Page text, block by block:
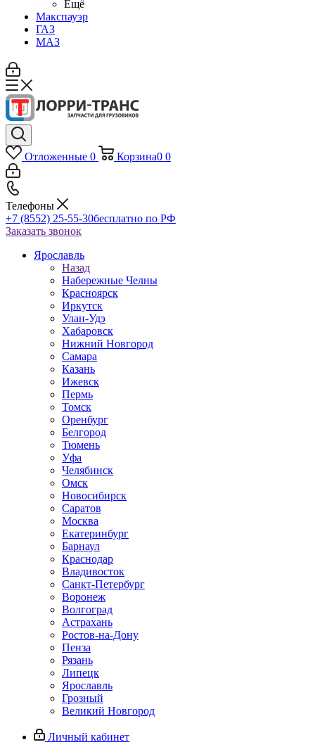
Ещё
Макспауэр
ГАЗ
МАЗ
Отложенные 0 Корзина0 0
Телефоны
+7 (8552) 25-55-30бесплатно по РФ
Заказать звонок
Ярославль
Назад
Набережные Челны
Красноярск
Иркутск
Улан-Удэ
Хабаровск
Нижний Новгород
Самара
Казань
Ижевск
Пермь
Томск
Оренбург
Белгород
Тюмень
Уфа
Челябинск
Омск
Новосибирск
Саратов
Москва
Екатеринбург
Барнаул
Краснодар
Владивосток
Санкт-Петербург
Воронеж
Волгоград
Астрахань
Ростов-на-Дону
Пенза
Рязань
Липецк
Ярославль
Грозный
Великий Новгород
Личный кабинет